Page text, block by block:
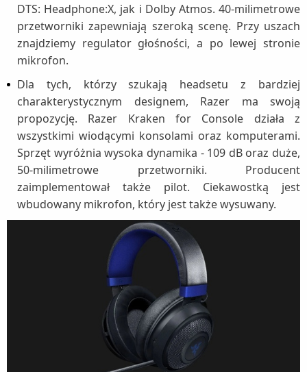
DTS: Headphone:X, jak i Dolby Atmos. 40-milimetrowe
przetworniki zapewniają szeroką scenę. Przy uszach
znajdziemy regulator głośności, a po lewej stronie
mikrofon.
Dla tych, którzy szukają headsetu z bardziej
charakterystycznym designem, Razer ma swoją
propozycję. Razer Kraken for Console działa z
wszystkimi wiodącymi konsolami oraz komputerami.
Sprzęt wyróżnia wysoka dynamika - 109 dB oraz duże,
50-milimetrowe przetworniki. Producent
zaimplementował także pilot. Ciekawostką jest
wbudowany mikrofon, który jest także wysuwany.